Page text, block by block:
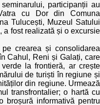
participanții au
cu Dor din Comuna
Tulucești, Muzeul Satului
a fost realizată și o excursie
crearea și consolidarea
Cahul, Reni și Galați, care
la frontieră, ar crește
de turiști în regiune și
din regiune. Urmează
transfrontalier; o hartă cu
broșură informativă pentru